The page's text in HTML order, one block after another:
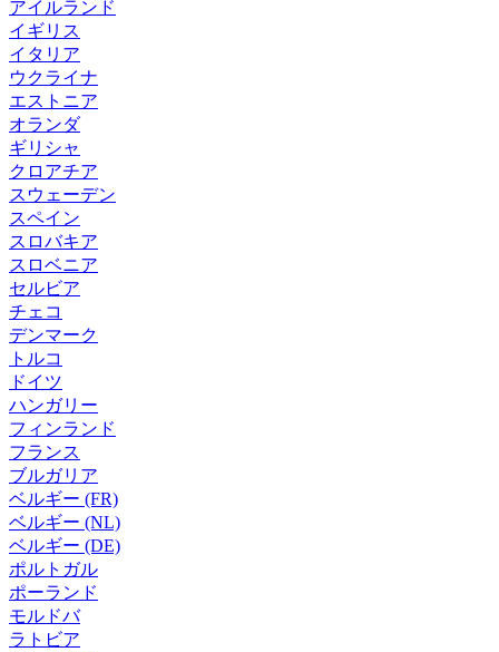
アイルランド
イギリス
イタリア
ウクライナ
エストニア
オランダ
ギリシャ
クロアチア
スウェーデン
スペイン
スロバキア
スロベニア
セルビア
チェコ
デンマーク
トルコ
ドイツ
ハンガリー
フィンランド
フランス
ブルガリア
ベルギー (FR)
ベルギー (NL)
ベルギー (DE)
ポルトガル
ポーランド
モルドバ
ラトビア